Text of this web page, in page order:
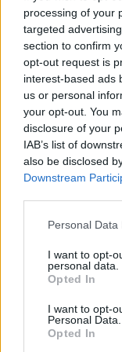
processing of your
targeted
section to confirm
opt-out request is
interest-based ads
us or personal
your opt-out. You
disclosure of your
IAB’s list of
also be disclosed
Downstream
Please note that
not limited to your
grant or deny
use your data for
consent section.
Personal
I want to opt-
personal data.
Opted In
I want to opt-
Personal Data.
Opted In
deciderà se
contrattuale o
notizia che
cambiare gli
In sintesi, le
disegnano un
favorito suSan
rose, gli eventi
) sarà il
tattici
incontri.